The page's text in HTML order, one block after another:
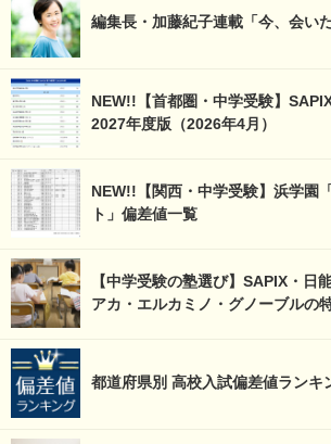
編集長・加藤紀子連載「今、会い
NEW!!【首都圏・中学受験】
2027年度版（2026年4月）
NEW!!【関西・中学受験】浜学園
ト」偏差値一覧
【中学受験の塾選び】SAPIX・日
アカ・エルカミノ・グノーブルの
都道府県別 高校入試偏差値ランキ